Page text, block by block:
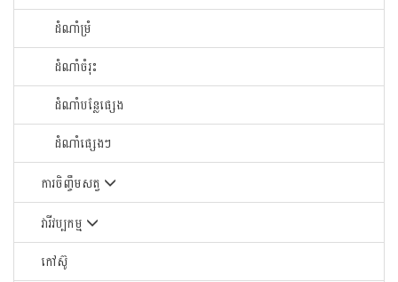
ដំណាំម្រំ
ដំណាំចំរុះ
ដំណាំបន្លែផ្សេង
ដំណាំផ្សេងៗ
ការចិញ្ចឹមសត្វ
វារីវប្បកម្ម
កៅស៊ូ